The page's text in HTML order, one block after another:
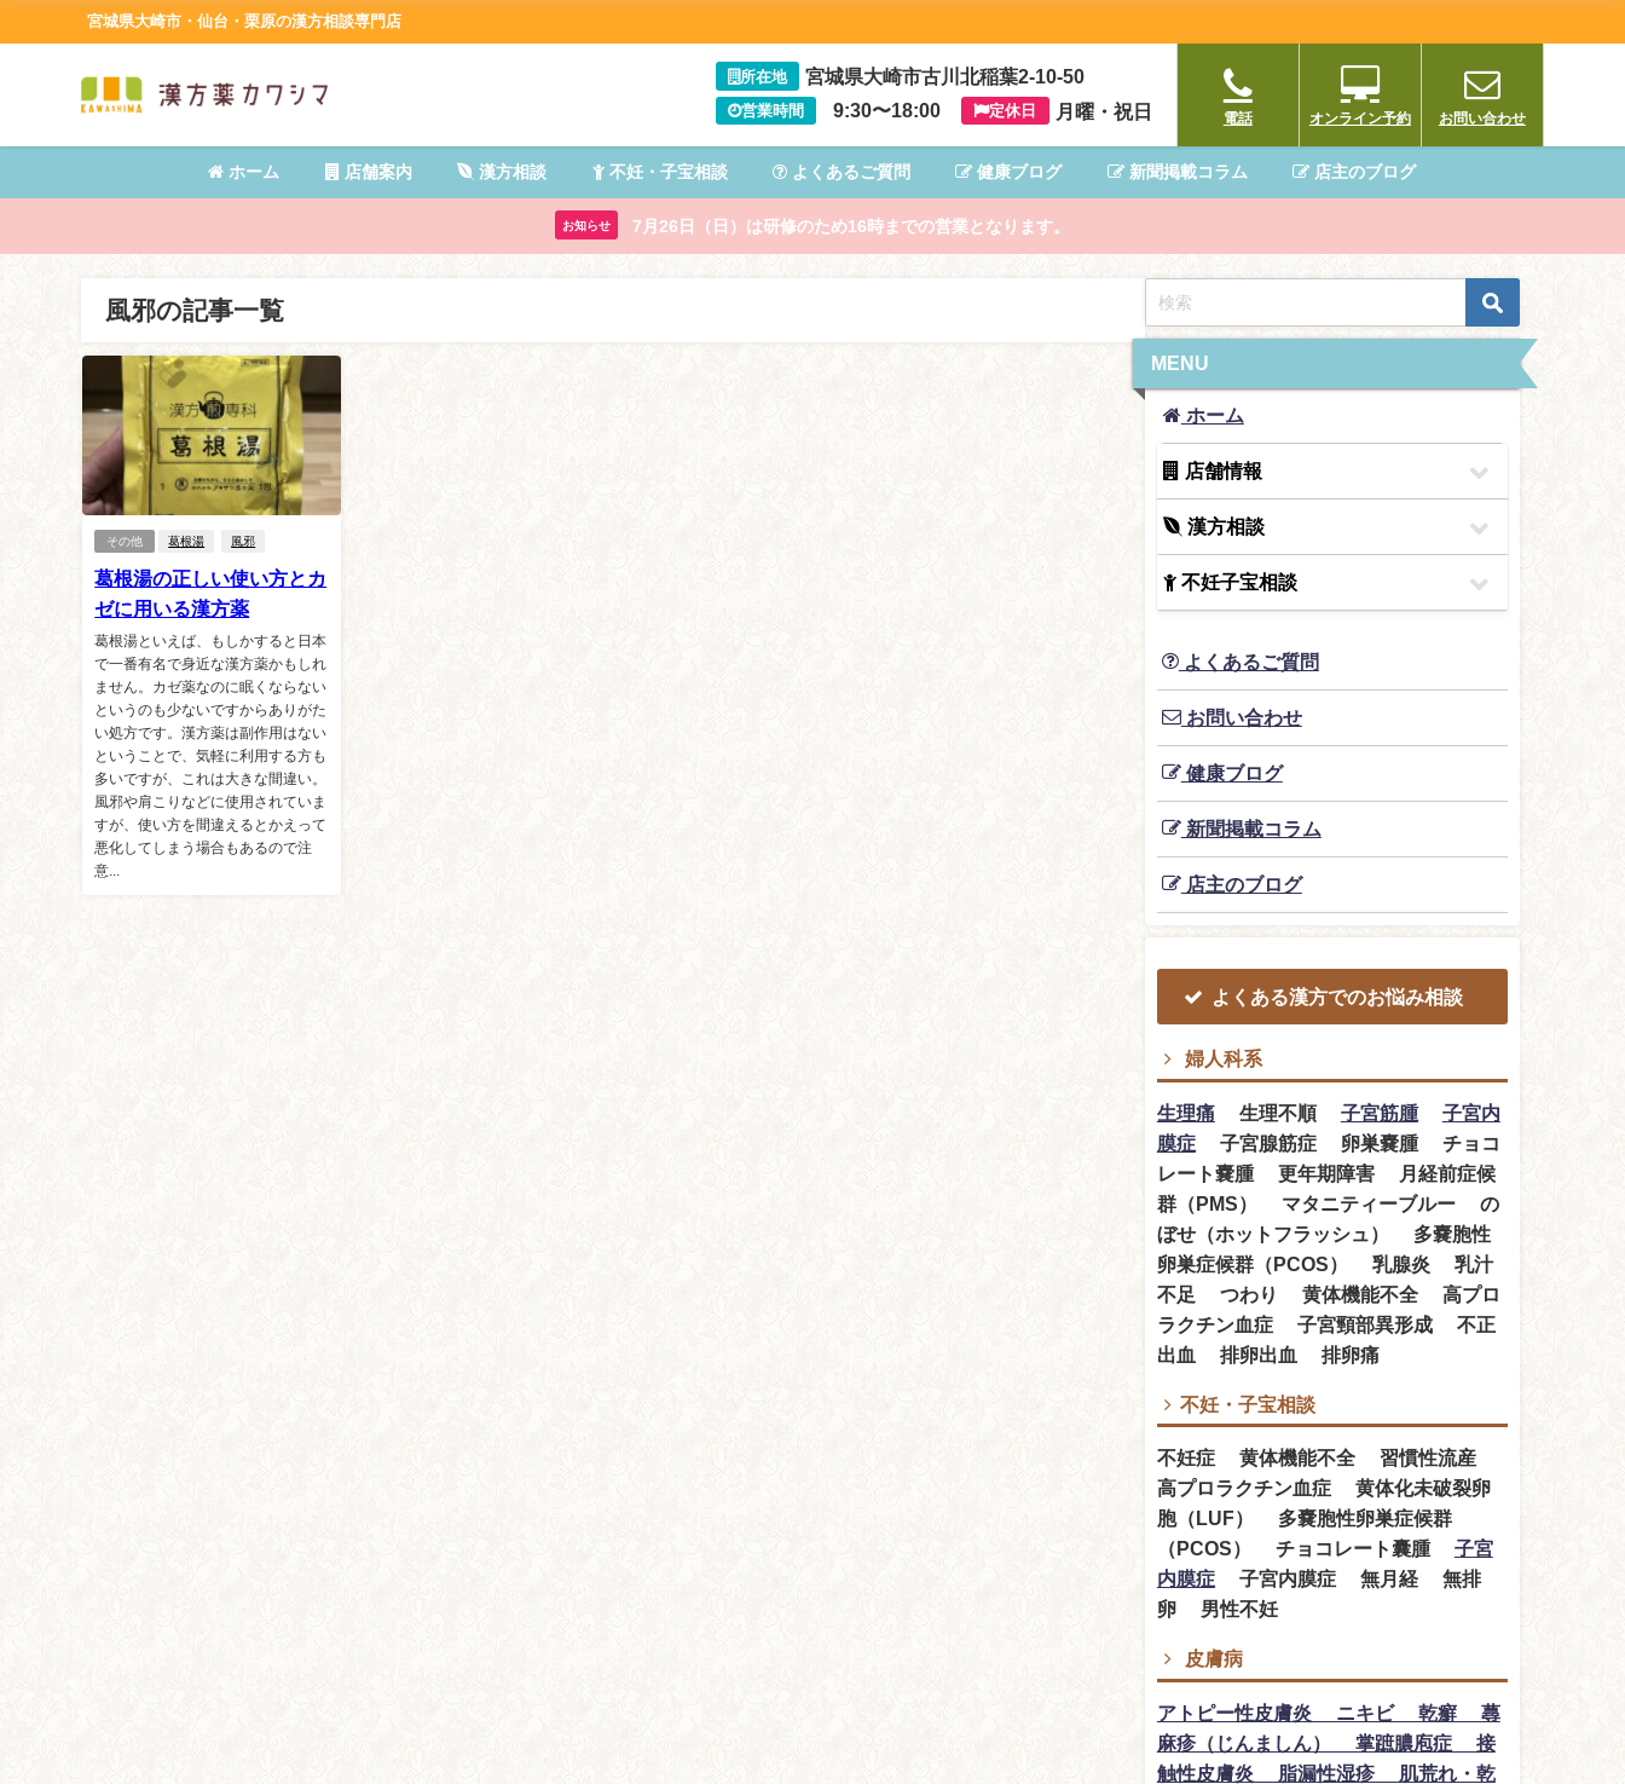
宮城県大崎市・仙台・栗原の漢方相談専門店
所在地 宮城県大崎市古川北稲葉2-10-50
営業時間 9:30〜18:00 定休日 月曜・祝日 電話 オンライン予約 お問い合わせ
ホーム 店舗案内 漢方相談 不妊・子宝相談 よくあるご質問 健康ブログ 新聞掲載コラム 店主のブログ
お知らせ 7月26日（日）は研修のため16時までの営業となります。
風邪の記事一覧
その他 葛根湯 風邪
葛根湯の正しい使い方とカ
ゼに用いる漢方薬
葛根湯といえば、もしかすると日本
で一番有名で身近な漢方薬かもしれ
ません。カゼ薬なのに眠くならない
というのも少ないですからありがた
い処方です。漢方薬は副作用はない
ということで、気軽に利用する方も
多いですが、これは大きな間違い。
風邪や肩こりなどに使用されていま
すが、使い方を間違えるとかえって
悪化してしまう場合もあるので注
意...
MENU
ホーム
店舗情報
漢方相談
不妊子宝相談
よくあるご質問
お問い合わせ
健康ブログ
新聞掲載コラム
店主のブログ
よくある漢方でのお悩み相談
婦人科系
生理痛生理不順 子宮筋腫
子宮内
膜症子宮腺筋症 卵巣嚢腫 チョコ
レート嚢腫 更年期障害 月経前症候
群（PMS） マタニティーブルー の
ぼせ（ホットフラッシュ） 多嚢胞性
卵巣症候群（PCOS） 乳腺炎 乳汁
不足 つわり 黄体機能不全 高プロ
ラクチン血症 子宮頸部異形成 不正
出血 排卵出血 排卵痛
不妊・子宝相談
不妊症 黄体機能不全 習慣性流産
高プロラクチン血症 黄体化未破裂卵
胞（LUF） 多嚢胞性卵巣症候群
（PCOS） チョコレート囊腫 子宮
内膜症子宮内膜症 無月経 無排
卵 男性不妊
皮膚病
アトピー性皮膚炎 ニキビ 乾癬 蕁
麻疹（じんましん） 掌蹠膿庖症 接
触性皮膚炎 脂漏性湿疹 肌荒れ・乾